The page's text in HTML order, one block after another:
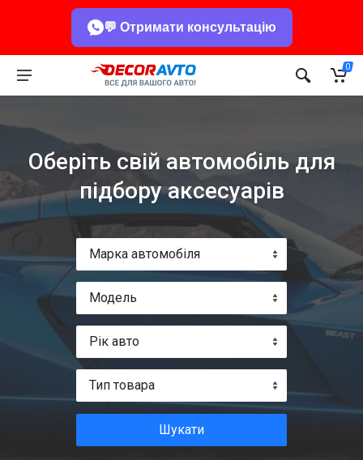
💬 Отримати консультацію
0
Оберіть свій автомобіль для
підбору аксесуарів
Марка автомобіля
Модель
Рік авто
Тип товара
Шукати